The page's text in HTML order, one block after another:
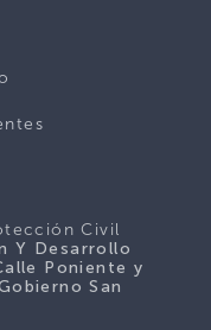
Civil
Y Desarrollo
Poniente y
San